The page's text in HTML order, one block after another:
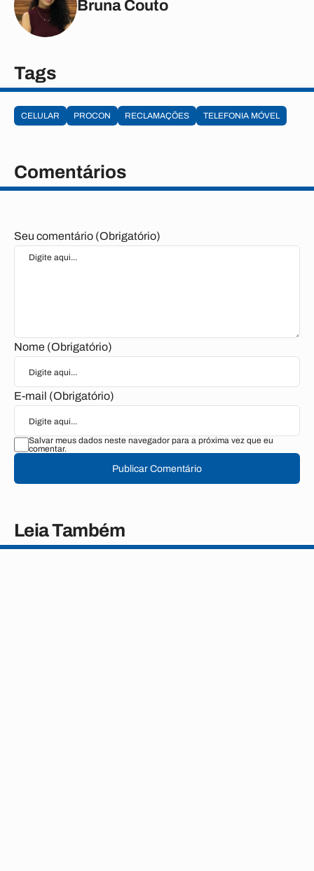
Bruna Couto
Tags
CELULAR PROCON RECLAMAÇÕES TELEFONIA MÓVEL
Comentários
Seu comentário (Obrigatório)
Nome (Obrigatório)
E-mail (Obrigatório)
Salvar meus dados neste navegador para a próxima vez que eu
comentar.
Publicar Comentário
Leia Também